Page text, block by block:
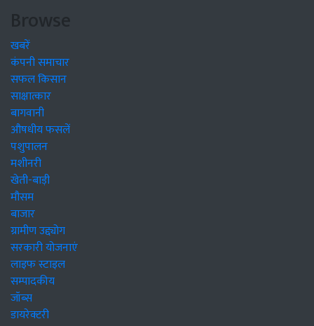
Browse
खबरें
कंपनी समाचार
सफल किसान
साक्षात्कार
बागवानी
औषधीय फसलें
पशुपालन
मशीनरी
खेती-बाड़ी
मौसम
बाजार
ग्रामीण उद्द्योग
सरकारी योजनाएं
लाइफ स्टाइल
सम्पादकीय
जॉब्स
डायरेक्टरी